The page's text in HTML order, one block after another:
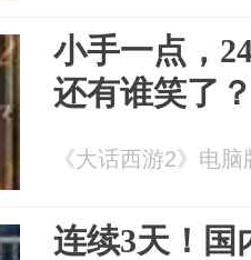
小手一点，
还有谁笑了
《大话西游2》电
连续3天！国